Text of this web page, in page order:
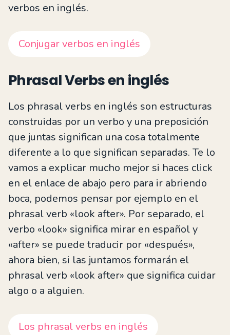
verbos en inglés.
Conjugar verbos en inglés
Phrasal Verbs en inglés
Los phrasal verbs en inglés son estructuras
construidas por un verbo y una preposición
que juntas significan una cosa totalmente
diferente a lo que significan separadas. Te lo
vamos a explicar mucho mejor si haces click
en el enlace de abajo pero para ir abriendo
boca, podemos pensar por ejemplo en el
phrasal verb «look after». Por separado, el
verbo «look» significa mirar en español y
«after» se puede traducir por «después»,
ahora bien, si las juntamos formarán el
phrasal verb «look after» que significa cuidar
algo o a alguien.
Los phrasal verbs en inglés